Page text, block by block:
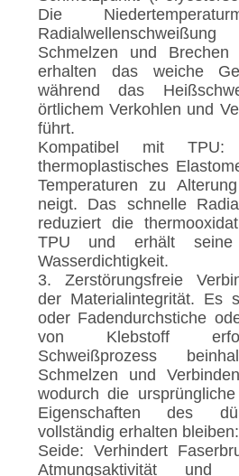
Die
Schmelzen und
erhalten das weiche
während das
örtlichem Verkohlen und
führt.
Kompatibel mit
thermoplastisches
Temperaturen zu
neigt. Das schnelle
reduziert die
TPU und erhält seine
Wasserdichtigkeit.
3. Zerstörungsfreie
der Materialintegrität. Es
oder Fadendurchstiche
von Klebstoff
Schweißprozess
Schmelzen und
wodurch die
Eigenschaften des
vollständig erhalten bleiben:
Seide: Verhindert
Atmungsaktivität und